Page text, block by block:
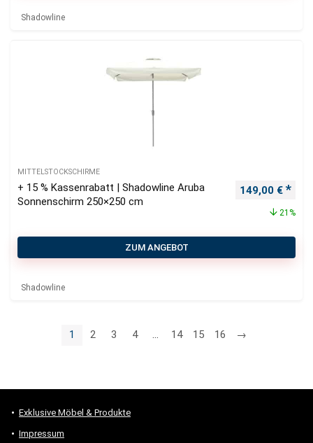
Shadowline
MITTELSTOCKSCHIRME
+ 15 % Kassenrabatt | Shadowline Aruba
Sonnenschirm 250×250 cm
149,00 €
21%
ZUM ANGEBOT
Shadowline
1 2 3 4 … 14 15 16 →
Exklusive Möbel & Produkte
Impressum